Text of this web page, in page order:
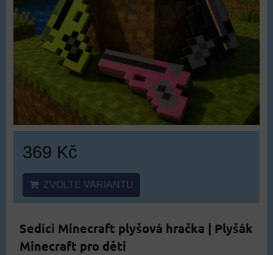
369 Kč
ZVOLTE VARIANTU
Sedící Minecraft plyšová hračka | Plyšák
Minecraft pro děti